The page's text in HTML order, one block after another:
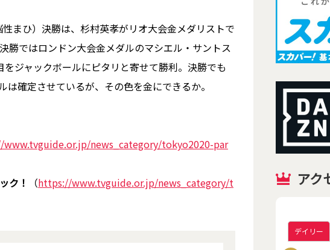
まひ）決勝は、杉村英孝がリオ大会金メダリストで
勝ではロンドン大会金メダルのマシエル・サントス
ジャックボールにピタリと寄せて勝利。決勝でも
確定させているが、その色を金にできるか。
news_category/tokyo2020-par
ク！
（https://www.tvguide.or.jp/news_category/t
アク
デイリー